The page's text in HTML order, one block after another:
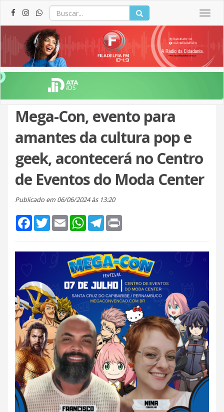
Mega-Con, evento para
amantes da cultura pop e
geek, acontecerá no Centro
de Eventos do Moda Center
Publicado em 06/06/2024 às 13:20
FacebookTwitterEmail WhatsApp
Telegram